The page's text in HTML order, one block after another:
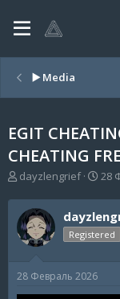
▶️ Media
EGIT
CHEATING
А
т
о
р
м
ы
dayzlengrief
Д
т
а
н
л
28
Registered
28 Февраль 2026